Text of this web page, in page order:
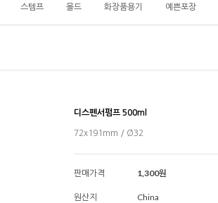
스템프 몰드 화장품용기 예쁜포장
디스펜서펌프 500ml
72x191mm / Ø32
판매가격 1,300원
원산지 China